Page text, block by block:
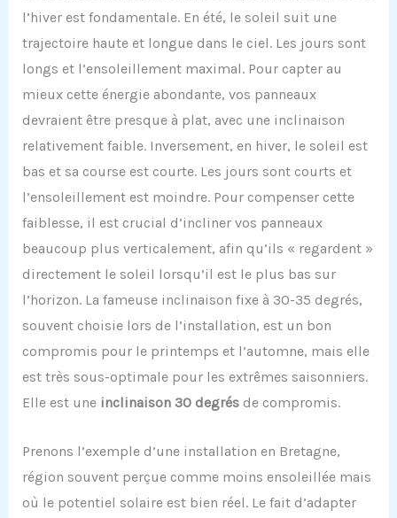
l’hiver est fondamentale. En été, le soleil suit une
trajectoire haute et longue dans le ciel. Les jours sont
longs et l’ensoleillement maximal. Pour capter au
mieux cette énergie abondante, vos panneaux
devraient être presque à plat, avec une inclinaison
relativement faible. Inversement, en hiver, le soleil est
bas et sa course est courte. Les jours sont courts et
l’ensoleillement est moindre. Pour compenser cette
faiblesse, il est crucial d’incliner vos panneaux
beaucoup plus verticalement, afin qu’ils « regardent »
directement le soleil lorsqu’il est le plus bas sur
l’horizon. La fameuse inclinaison fixe à 30-35 degrés,
souvent choisie lors de l’installation, est un bon
compromis pour le printemps et l’automne, mais elle
est très sous-optimale pour les extrêmes saisonniers.
Elle est une inclinaison 30 degrésde compromis.
Prenons l’exemple d’une installation en Bretagne,
région souvent perçue comme moins ensoleillée mais
où le potentiel solaire est bien réel. Le fait d’adapter